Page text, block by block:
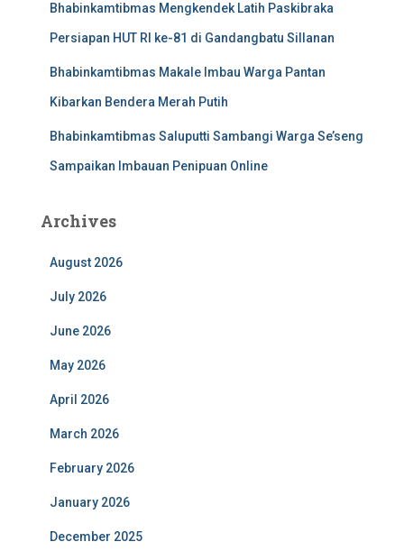
Bhabinkamtibmas Mengkendek Latih Paskibraka
Persiapan HUT RI ke-81 di Gandangbatu Sillanan
Bhabinkamtibmas Makale Imbau Warga Pantan
Kibarkan Bendera Merah Putih
Bhabinkamtibmas Saluputti Sambangi Warga Se’seng
Sampaikan Imbauan Penipuan Online
Archives
August 2026
July 2026
June 2026
May 2026
April 2026
March 2026
February 2026
January 2026
December 2025